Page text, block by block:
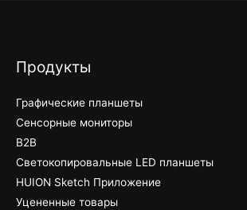
Продукты
Графические планшеты
Сенсорные мониторы
B2B
Светокопировальные LED планшеты
HUION Sketch Приложение
Уцененные товары